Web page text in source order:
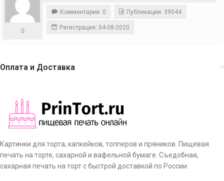
0
Комментарии: 0 Публикации: 39044
Регистрация: 04-08-2020
Оплата и Доставка
Картинки для торта, капкейков, топперов и пряников. Пищевая
печать на торте, сахарной и вафельной бумаге. Съедобная,
сахарная печать на торт с быстрой доставкой по России.